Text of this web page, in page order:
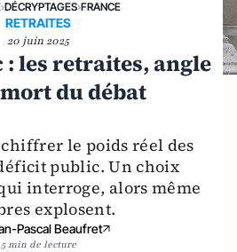
›DÉCRYPTAGES›FRANCE
RETRAITES
20 juin 2025
les retraites, angle
du débat
chiffrer le poids réel des
public. Un choix
interroge, alors même
explosent.
Pascal Beaufret
5 min de lecture